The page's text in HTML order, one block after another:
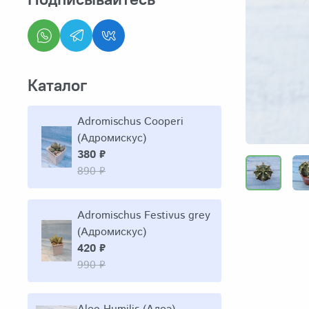
Каталог
Adromischus Cooperi
(Адромискус)
380 ₽
890 ₽
Adromischus Festivus grey
(Адромискус)
420 ₽
990 ₽